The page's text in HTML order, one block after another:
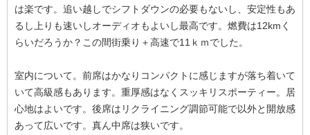
は楽です。追い越しでシフトダウンの必要もないし、安定性もあ
るし上りも速いしオーディオもよいし最高です。燃費は12kmく
らいだろうか？この間街乗り＋高速で11ｋｍでした。
室内について。前席はかなりコンパクトに感じますが落ち着いて
いて高級感もあります。重厚感はなくスッキリスポーティー。居
心地はよいです。後席はリクライニング調節可能で以外と開放感
あって広いです。真ん中席は狭いです。